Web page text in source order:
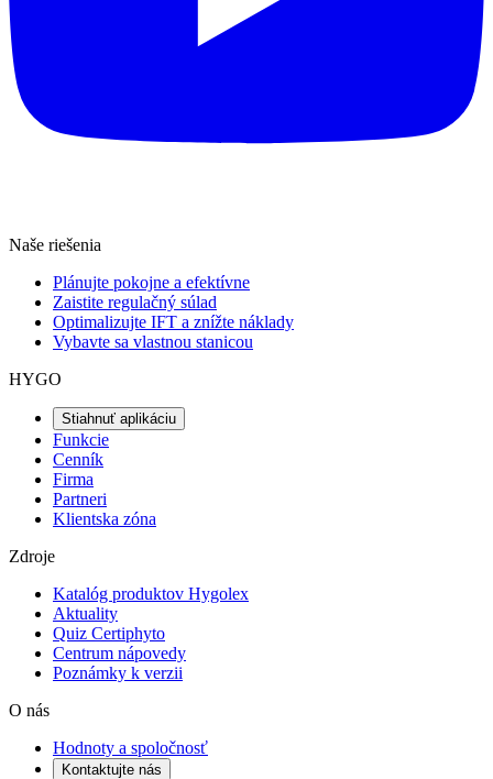
Naše riešenia
Plánujte pokojne a efektívne
Zaistite regulačný súlad
Optimalizujte IFT a znížte náklady
Vybavte sa vlastnou stanicou
HYGO
Stiahnuť aplikáciu
Funkcie
Cenník
Firma
Partneri
Klientska zóna
Zdroje
Katalóg produktov Hygolex
Aktuality
Quiz Certiphyto
Centrum nápovedy
Poznámky k verzii
O nás
Hodnoty a spoločnosť
Kontaktujte nás